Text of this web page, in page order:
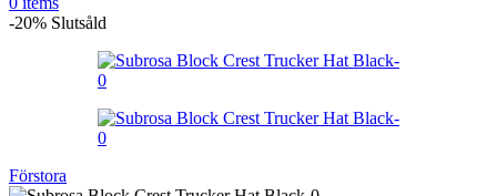
-20% Slutsåld
Förstora